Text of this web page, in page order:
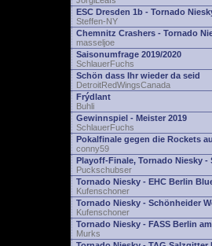
ESC Dresden 1b - Tornado
Steffen-NY
Chemnitz Crashers - Tornado
masseljoe
Saisonumfrage 2019/2020
SchlauerFuchs
Schön dass Ihr wieder da seid
DetroitRedWingsCanada
Frýdlant
Buhli
Gewinnspiel - Meister 2019
SchlauerFuchs
Pokalfinale gegen die Rockets
conny59
Playoff-Finale, Tornado Niesky -
Puckschubser
Tornado Niesky - EHC Berlin
Kufenschoner
Tornado Niesky - Schönheider
Kufenschoner
Tornado Niesky - FASS Berlin
Murks